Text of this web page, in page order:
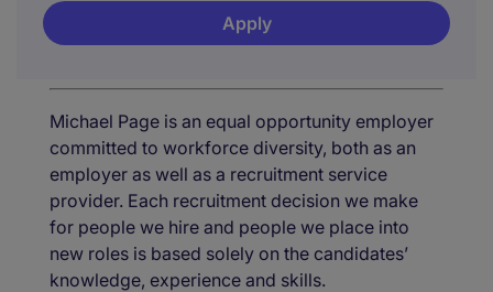
Apply
Michael Page is an equal opportunity employer
committed to workforce diversity, both as an
employer as well as a recruitment service
provider. Each recruitment decision we make
for people we hire and people we place into
new roles is based solely on the candidates’
knowledge, experience and skills.